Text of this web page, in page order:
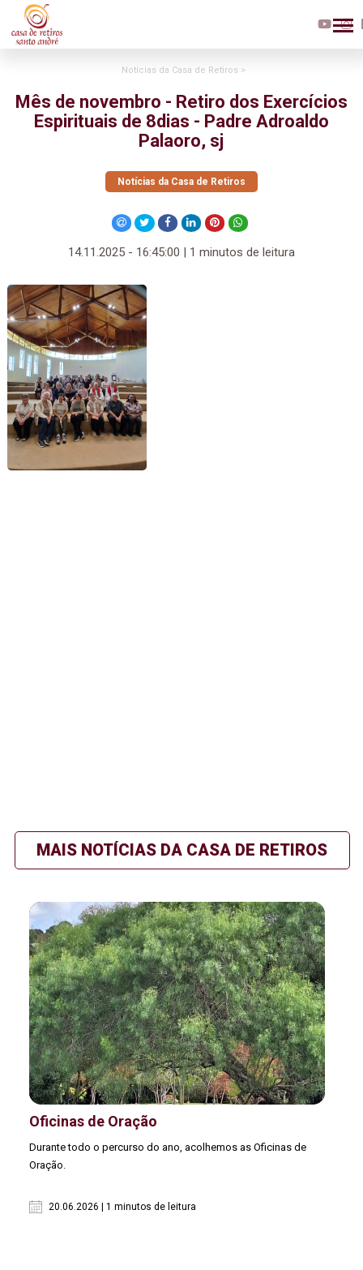
Notícias da Casa de Retiros >
Mês de novembro - Retiro dos Exercícios
Espirituais de 8dias - Padre Adroaldo
Palaoro, sj
Notícias da Casa de Retiros
14.11.2025 - 16:45:00 | 1 minutos de leitura
MAIS NOTÍCIAS DA CASA DE RETIROS
Oficinas de Oração
Durante todo o percurso do ano, acolhemos as Oficinas de
Oração.
20.06.2026 | 1 minutos de leitura